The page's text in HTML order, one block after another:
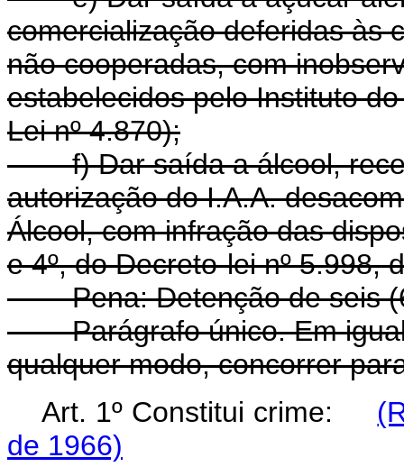
comercialização deferidas às
não cooperadas, com
estabelecidos pelo Instituto
Lei nº 4.870);
f) Dar saída a álcool,
autorização do I.A.A.
Álcool, com infração das
e 4º, do Decreto-lei nº 5.998,
Pena: Detenção de seis
Parágrafo único. Em igual
qualquer modo, concorrer
Art. 1º Constitui crime:
de 1966)